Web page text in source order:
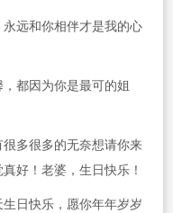
远和你相伴才是我的心
都因为你是最可的姐
多很多的无奈想请你来
好！老婆，生日快乐！
日快乐，愿你年年岁岁